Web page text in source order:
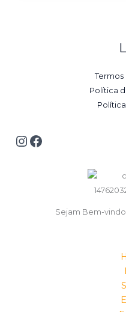
Termos
Política
Sejam Bem-